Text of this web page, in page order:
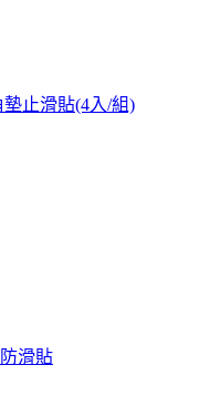
止滑貼(4入/組)
滑貼